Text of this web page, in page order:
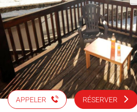
APPELER RÉSERVER